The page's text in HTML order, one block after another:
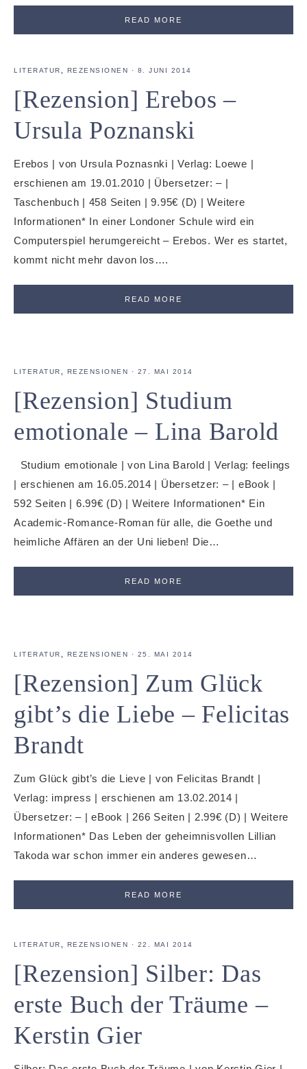
READ MORE
LITERATUR REZENSIONEN · 8. JUNI 2014
[Rezension] Erebos –
Ursula Poznanski
Erebos | von Ursula Poznasnki | Verlag: Loewe |
erschienen am 19.01.2010 | Übersetzer: – |
Taschenbuch | 458 Seiten | 9.95€ (D) | Weitere
Informationen* In einer Londoner Schule wird ein
Computerspiel herumgereicht – Erebos. Wer es startet,
kommt nicht mehr davon los….
READ MORE
LITERATUR REZENSIONEN · 27. MAI 2014
[Rezension] Studium
emotionale – Lina Barold
Studium emotionale | von Lina Barold | Verlag: feelings
| erschienen am 16.05.2014 | Übersetzer: – | eBook |
592 Seiten | 6.99€ (D) | Weitere Informationen* Ein
Academic-Romance-Roman für alle, die Goethe und
heimliche Affären an der Uni lieben! Die…
READ MORE
LITERATUR REZENSIONEN · 25. MAI 2014
[Rezension] Zum Glück
gibt’s die Liebe – Felicitas
Brandt
Zum Glück gibt’s die Lieve | von Felicitas Brandt |
Verlag: impress | erschienen am 13.02.2014 |
Übersetzer: – | eBook | 266 Seiten | 2.99€ (D) | Weitere
Informationen* Das Leben der geheimnisvollen Lillian
Takoda war schon immer ein anderes gewesen…
READ MORE
LITERATUR REZENSIONEN · 22. MAI 2014
[Rezension] Silber: Das
erste Buch der Träume –
Kerstin Gier